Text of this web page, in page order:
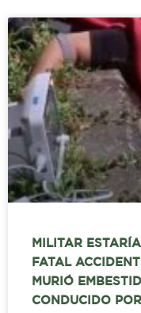
MILITAR
FATAL
MURIÓ
CONDUCIDO